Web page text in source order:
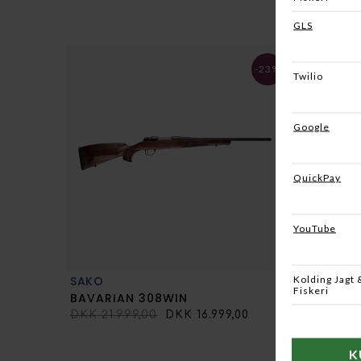
-23%
SAKO
BAVARIAN 308WIN
DKK 21.999,00 DKK 16.999,00
SAKO